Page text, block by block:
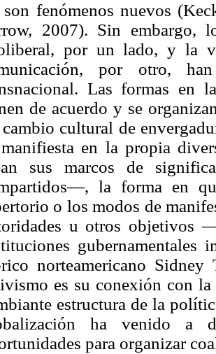
fenómenos nuevos
2007). Sin embargo,
por un lado, y la
por otro,
Las formas en
de acuerdo y se
cultural de
en la propia
sus marcos de
la forma en
o los modos de
u otros objetivos
gubernamentales
norteamericano
es su conexión con
estructura de la
ha venido a
para organizar